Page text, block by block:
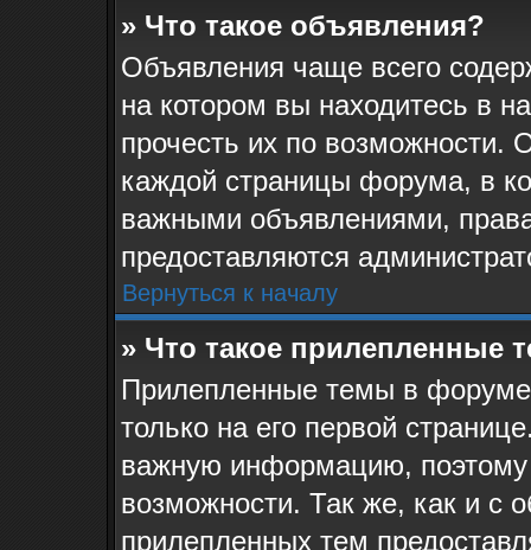
» Что такое объявления?
Объявления чаще всего
на котором вы находитесь в
прочесть их по возможности.
каждой страницы форума, в
важными объявлениями,
предоставляются
Вернуться к началу
» Что такое прилепленные
Прилепленные темы в форуме
только на его первой
важную информацию,
возможности. Так же, как и с
прилепленных тем